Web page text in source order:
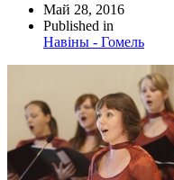
Май 28, 2016
Published in
Навіны - Гомель